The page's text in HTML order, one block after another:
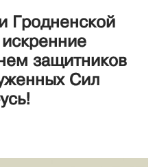
Гродненской
защитников
Сил